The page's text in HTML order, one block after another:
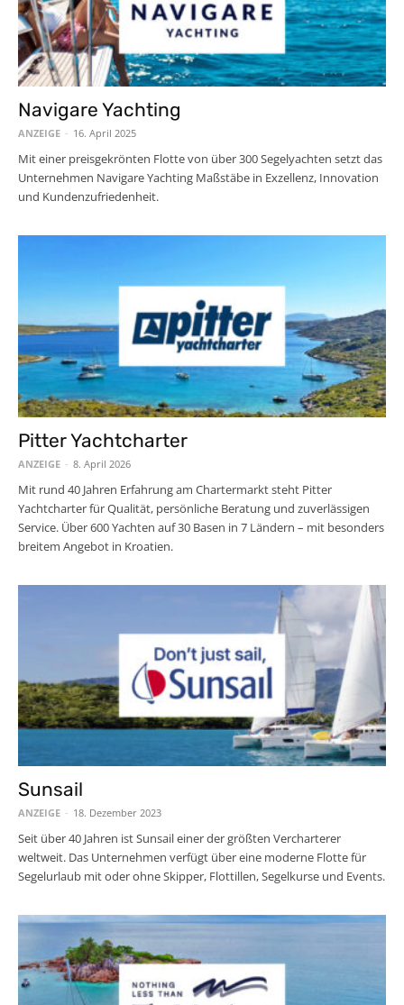
Navigare Yachting
ANZEIGE - 16. April 2025
Mit einer preisgekrönten Flotte von über 300 Segelyachten setzt das
Unternehmen Navigare Yachting Maßstäbe in Exzellenz, Innovation
und Kundenzufriedenheit.
Pitter Yachtcharter
ANZEIGE - 8. April 2026
Mit rund 40 Jahren Erfahrung am Chartermarkt steht Pitter
Yachtcharter für Qualität, persönliche Beratung und zuverlässigen
Service. Über 600 Yachten auf 30 Basen in 7 Ländern – mit besonders
breitem Angebot in Kroatien.
Sunsail
ANZEIGE - 18. Dezember 2023
Seit über 40 Jahren ist Sunsail einer der größten Vercharterer
weltweit. Das Unternehmen verfügt über eine moderne Flotte für
Segelurlaub mit oder ohne Skipper, Flottillen, Segelkurse und Events.